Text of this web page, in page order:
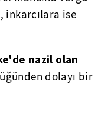
, inkarcılara ise
nazil olan
dolayı bir